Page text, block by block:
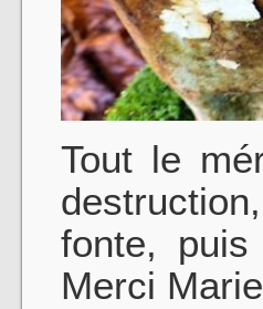
Tout le
fonte,
Merci